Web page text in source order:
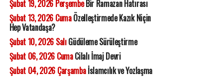
Şubat 19, 2026 PerşembeBir Ramazan Hatırası
Şubat 13, 2026 CumaÖzelleştirmede Kazık Niçin
Hep Vatandaşa?
Şubat 10, 2026 SalıGüdüleme Sürüleştirme
Şubat 06, 2026 CumaCilalı İmaj Devri
Şubat 04, 2026 Çarşambaİslamcılık ve Yozlaşma